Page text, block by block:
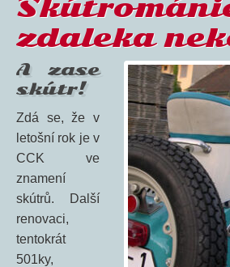
zdaleka
A zase
skútr!
Zdá se, že v
letošní rok je v
CCK ve
znamení
skútrů. Další
renovaci,
tentokrát
501ky,